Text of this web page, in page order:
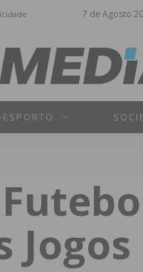
7 de Agosto
Jogos